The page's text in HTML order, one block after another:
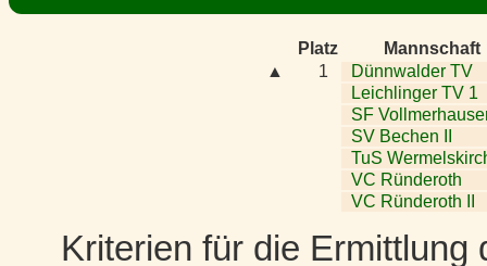
Platz
Mannschaft
▲
1
Dünnwalder TV
Leichlinger TV 1
SF
SV Bechen II
TuS
VC Ründeroth
VC Ründeroth II
Kriterien für die